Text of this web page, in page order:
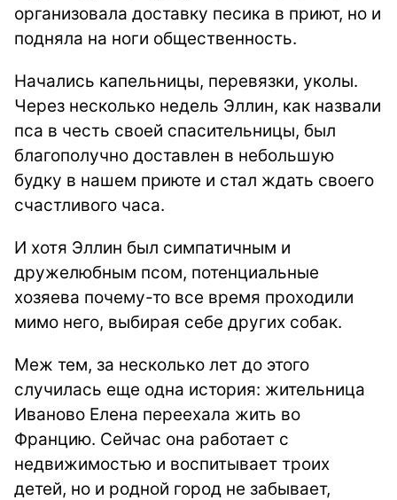
организовала доставку песика в приют, но и
подняла на ноги общественность.
Начались капельницы, перевязки, уколы.
Через несколько недель Эллин, как назвали
пса в честь своей спасительницы, был
благополучно доставлен в небольшую
будку в нашем приюте и стал ждать своего
счастливого часа.
И хотя Эллин был симпатичным и
дружелюбным псом, потенциальные
хозяева почему-то все время проходили
мимо него, выбирая себе других собак.
Меж тем, за несколько лет до этого
случилась еще одна история: жительница
Иваново Елена переехала жить во
Францию. Сейчас она работает с
недвижимостью и воспитывает троих
детей, но и родной город не забывает,